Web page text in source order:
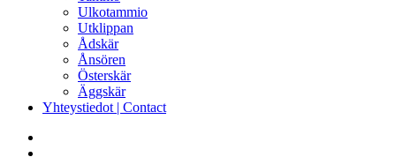
Ulkotammio
Utklippan
Ådskär
Ånsören
Österskär
Äggskär
Yhteystiedot | Contact